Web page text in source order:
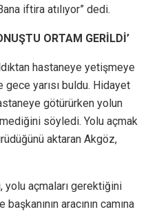
iftira atılıyor” dedi.
ORTAM GERİLDİ’
hastaneye yetişmeye
gece yarısı buldu. Hidayet
götürürken yolun
söyledi. Yolu açmak
aktaran Akgöz,
yolu açmaları gerektiğini
aracının camına